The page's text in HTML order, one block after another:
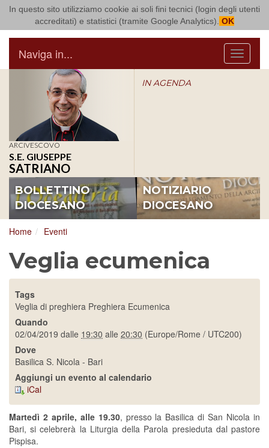
In questo sito utilizziamo cookie ai soli fini tecnici (login degli utenti
accreditati) e statistici (tramite Google Analytics). OK
Arcidiocesi di Bari Bitonto
Menu
Naviga in...
ARCIVESCOVO
S.E. GIUSEPPE
SATRIANO
IN AGENDA
BOLLETTINO
DIOCESANO
NOTIZIARIO
DIOCESANO
Home Eventi
Veglia ecumenica
Tags
Veglia di preghiera Preghiera Ecumenica
Quando
02/04/2019 dalle 19:30 alle 20:30 (Europe/Rome / UTC200)
Dove
Basilica S. Nicola - Bari
Aggiungi un evento al calendario
iCal
Martedì 2 aprile, alle 19.30, presso la Basilica di San Nicola in
Bari, si celebrerà la Liturgia della Parola presieduta dal pastore
Pispisa.